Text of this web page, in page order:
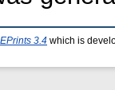
EPrints 3.4 which is